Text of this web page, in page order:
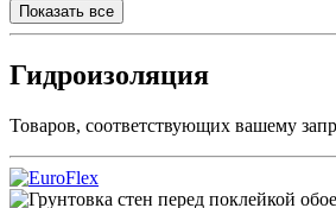
Показать все
Гидроизоляция
Товаров, соответствующих вашему